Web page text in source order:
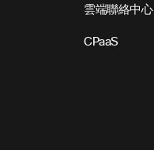
雲端聯絡中心
CPaaS